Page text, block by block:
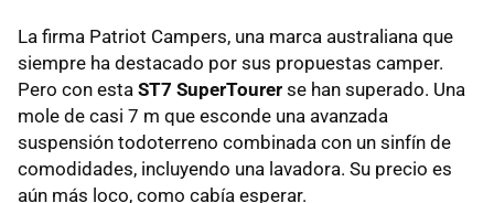
La firma Patriot Campers, una marca australiana que
siempre ha destacado por sus propuestas camper.
Pero con esta ST7 SuperTourer se han superado. Una
mole de casi 7 m que esconde una avanzada
suspensión todoterreno combinada con un sinfín de
comodidades, incluyendo una lavadora. Su precio es
aún más loco, como cabía esperar.